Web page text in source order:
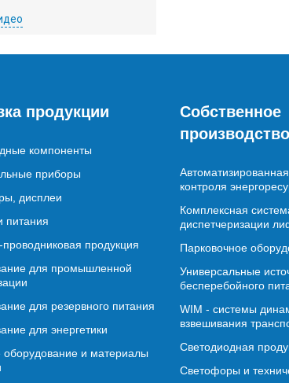
продукции
компоненты
приборы
дисплеи
питания
продукция
для промышленной
для резервного питания
для энергетики
оборудование и материалы
Собственное
производство
контроля
Комплексная
диспетчеризации
Парковочное
Универсальные
бесперебойного
WIM - системы
взвешивания
Светодиодная
Светофоры и